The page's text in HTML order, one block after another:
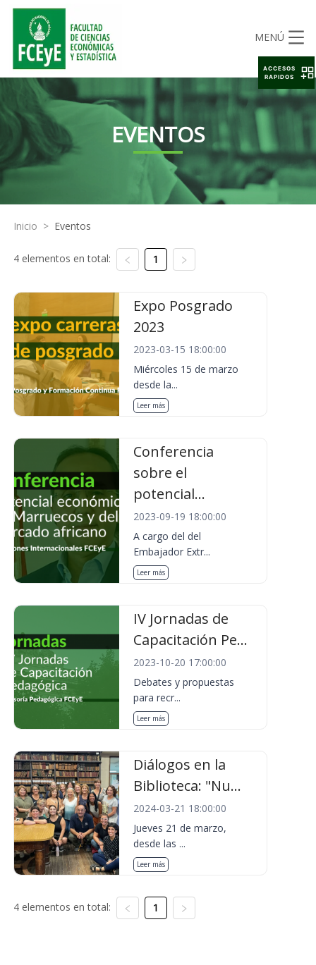
MENÚ
EVENTOS
Inicio > Eventos
4 elementos en total: 1
Expo Posgrado
2023
2023-03-15 18:00:00
Miércoles 15 de marzo
desde la...
Leer más
Conferencia
sobre el
potencial...
2023-09-19 18:00:00
A cargo del del
Embajador Extr...
Leer más
IV Jornadas de
Capacitación Pe...
2023-10-20 17:00:00
Debates y propuestas
para recr...
Leer más
Diálogos en la
Biblioteca: "Nu...
2024-03-21 18:00:00
Jueves 21 de marzo,
desde las ...
Leer más
4 elementos en total: 1
ACCESOS
RAPIDOS